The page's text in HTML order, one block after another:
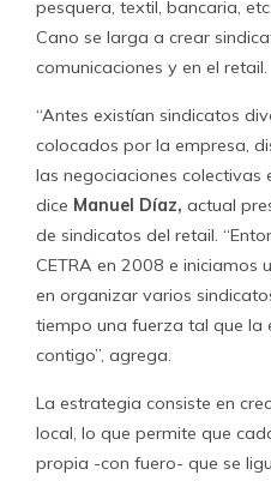
reemplazos, y donde
empresa y así evitar que
obviamente que puedes
asesoría y obtener otros
Sergio Cisternas, de
de los sindicatos surge a
ellos buscan son
con la empresa. “Lo
negociación colectiva,
de plazo, de quienes
negociar de manera
huelga, con los plazos
negocias colectivamente de
capacidad de sobrellevar la
de contrapeso es nula”,